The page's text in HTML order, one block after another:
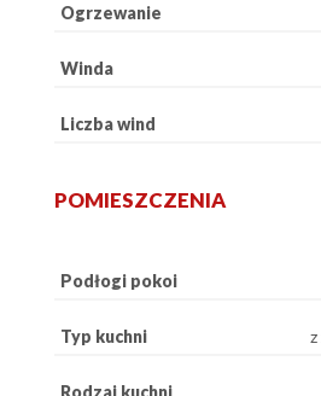
Ogrzewanie
Winda
Liczba wind
POMIESZCZENIA
Podłogi pokoi
Typ kuchni
Rodzaj kuchni